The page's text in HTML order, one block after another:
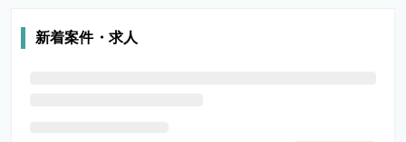
新着案件・求人